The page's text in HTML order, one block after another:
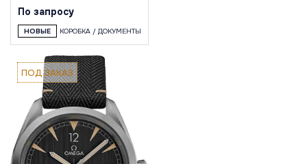
По запросу
НОВЫЕ КОРОБКА / ДОКУМЕНТЫ
ПОД ЗАКАЗ